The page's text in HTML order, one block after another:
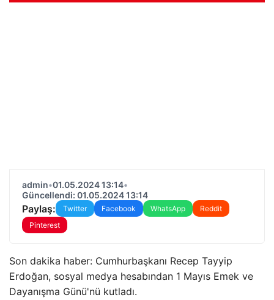
admin•01.05.2024 13:14•
Güncellendi: 01.05.2024 13:14
Paylaş: Twitter Facebook WhatsApp
Reddit
Pinterest
Son dakika haber: Cumhurbaşkanı Recep Tayyip
Erdoğan, sosyal medya hesabından 1 Mayıs Emek ve
Dayanışma Günü'nü kutladı.